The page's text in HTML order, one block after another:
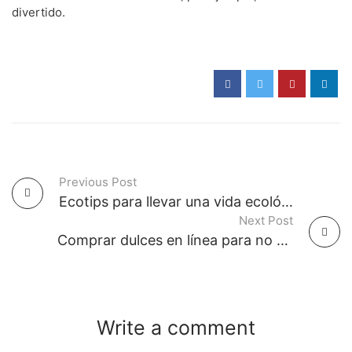
divertido.
P
Previous Post
Ecotips para llevar una vida ecológica
Next Post
Comprar dulces en línea para no salir de tu hogar
Write a comment